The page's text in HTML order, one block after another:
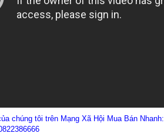
chúng tôi trên Mạng Xã Hội Mua Bán Nhanh: